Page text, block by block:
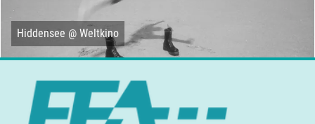
Hiddensee @ Weltkino